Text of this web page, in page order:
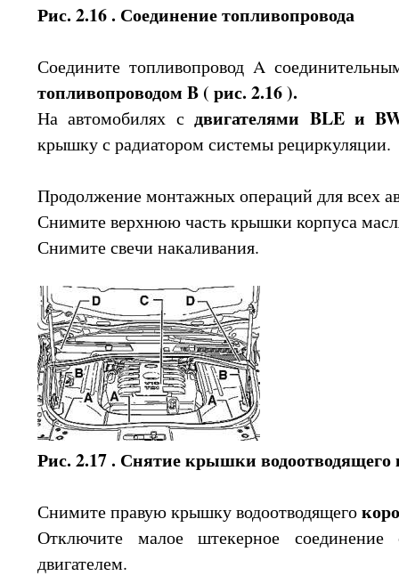
Рис. 2.16 . Соединение топливопровода
Соедините топливопровод A
топливопроводом B ( рис. 2.16 ).
На автомобилях сдвигателями BLE и
крышку с радиатором системы рециркуляции.
Продолжение монтажных операций для всех
Снимите верхнюю часть крышки корпуса
Снимите свечи накаливания.
Рис. 2.17 . Снятие крышки водоотводящего
Снимите правую крышку водоотводящего
Отключите малое штекерное соединение
двигателем.